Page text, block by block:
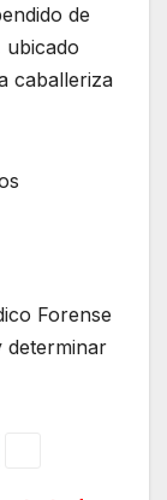
de
caballeriza
Forense
determinar